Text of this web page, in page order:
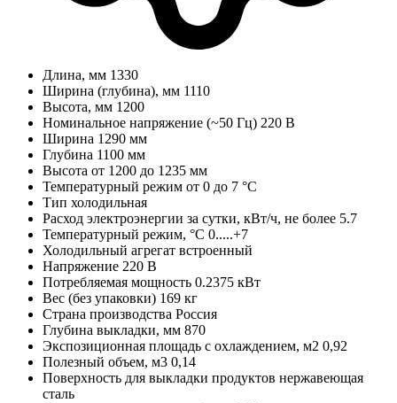
Длина, мм 1330
Ширина (глубина), мм 1110
Высота, мм 1200
Номинальное напряжение (~50 Гц) 220 В
Ширина 1290 мм
Глубина 1100 мм
Высота от 1200 до 1235 мм
Температурный режим от 0 до 7 °C
Тип холодильная
Расход электроэнергии за сутки, кВт/ч, не более 5.7
Температурный режим, °C 0.....+7
Холодильный агрегат встроенный
Напряжение 220 В
Потребляемая мощность 0.2375 кВт
Вес (без упаковки) 169 кг
Страна производства Россия
Глубина выкладки, мм 870
Экспозиционная площадь с охлаждением, м2 0,92
Полезный объем, м3 0,14
Поверхность для выкладки продуктов нержавеющая
сталь